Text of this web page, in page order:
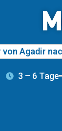
von Agadir
3 – 6 Tage